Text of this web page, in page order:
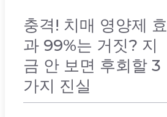
충격! 치매 영양제 효
과 99%는 거짓? 지
금 안 보면 후회할 3
가지 진실